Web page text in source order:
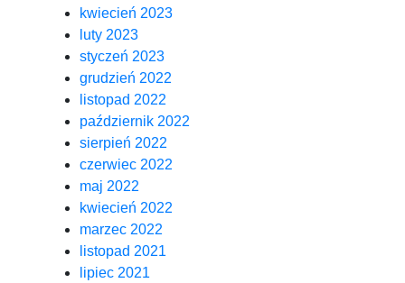
kwiecień 2023
luty 2023
styczeń 2023
grudzień 2022
listopad 2022
październik 2022
sierpień 2022
czerwiec 2022
maj 2022
kwiecień 2022
marzec 2022
listopad 2021
lipiec 2021